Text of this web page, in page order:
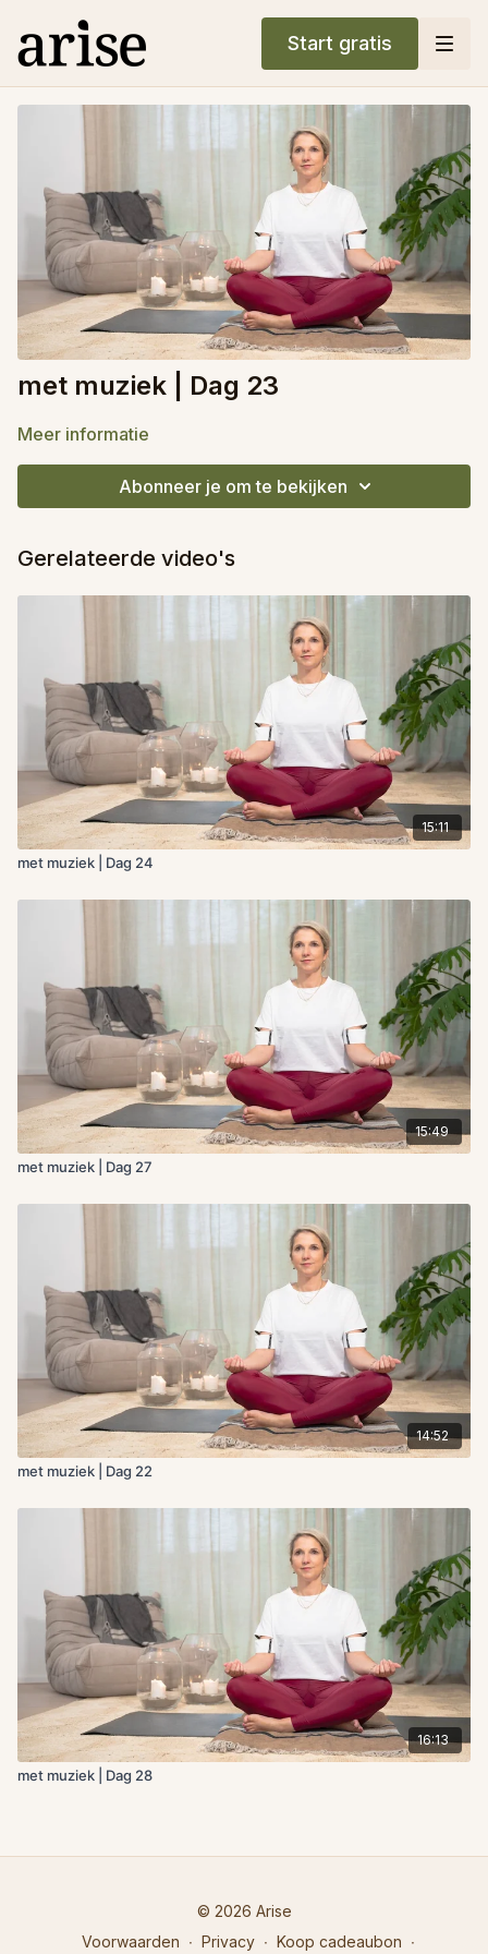
Start gratis
met muziek | Dag 23
Meer informatie
Abonneer je om te bekijken
Gerelateerde video's
15:11
met muziek | Dag 24
15:49
met muziek | Dag 27
14:52
met muziek | Dag 22
16:13
met muziek | Dag 28
© 2026 Arise
Voorwaarden ∙ Privacy ∙ Koop cadeaubon ∙